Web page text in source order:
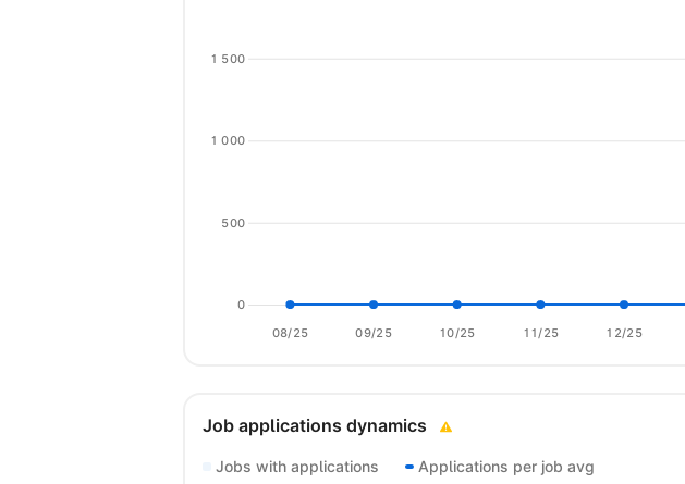
08/25 09/25 10/25 11/25 12/25
0
500
1 000
1 500
Job applications dynamics
Jobs with applications Applications per job avg